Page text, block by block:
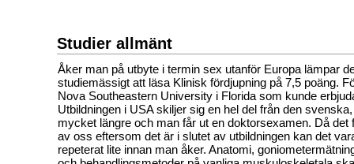
Studier allmänt
Åker man på utbyte i termin sex utanför Europa lämpar
studiemässigt att läsa Klinisk fördjupning på 7,5 poäng.
Nova Southeastern University i Florida som kunde
Utbildningen i USA skiljer sig en hel del från den
mycket längre och man får ut en doktorsexamen. Då
av oss eftersom det är i slutet av utbildningen kan det
repeterat lite innan man åker. Anatomi,